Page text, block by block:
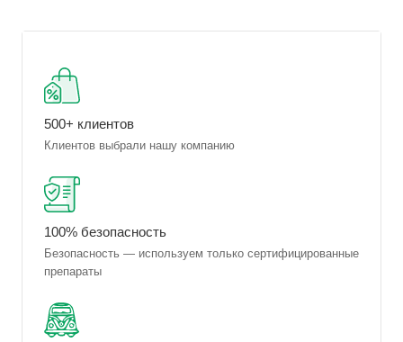
500+ клиентов
Клиентов выбрали нашу компанию
100% безопасность
Безопасность — используем только сертифицированные
препараты